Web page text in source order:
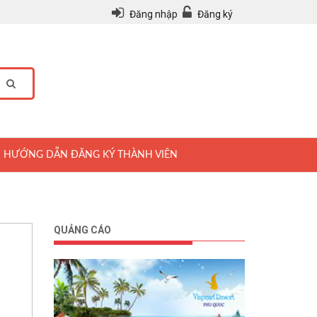
Đăng nhập Đăng ký
HƯỚNG DẪN ĐĂNG KÝ THÀNH VIÊN
QUẢNG CÁO